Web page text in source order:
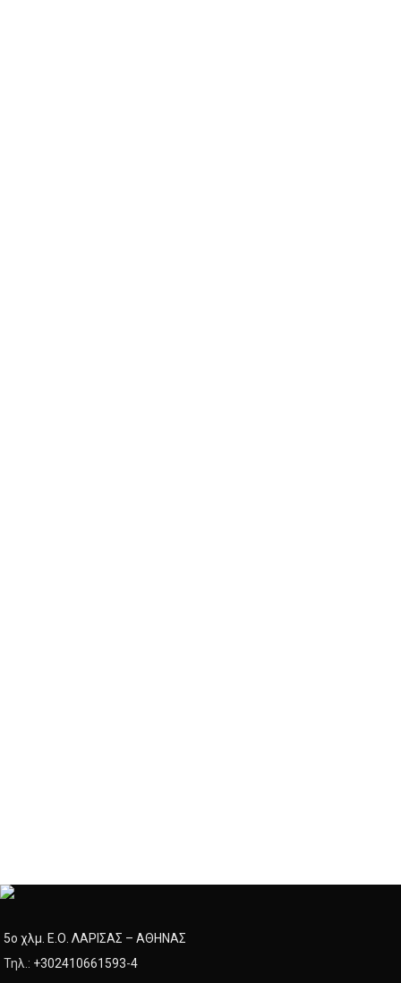
5ο χλμ. Ε.Ο. ΛΑΡΙΣΑΣ – ΑΘΗΝΑΣ
Τηλ.: +302410661593-4